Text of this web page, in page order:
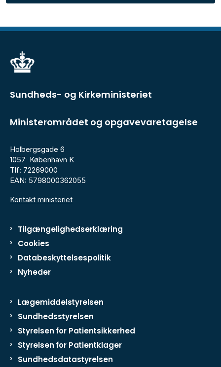
Sundheds- og Kirkeministeriet
Ministerområdet og opgavevaretagelse
Holbergsgade 6
1057 København K
Tlf: 72269000
EAN: 5798000362055
Kontakt ministeriet
Tilgængelighedserklæring
Cookies
Databeskyttelsespolitik
Nyheder
Lægemiddelstyrelsen
Sundhedsstyrelsen
Styrelsen for Patientsikkerhed
Styrelsen for Patientklager
Sundhedsdatastyrelsen